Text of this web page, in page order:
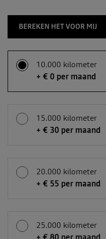
BEREKEN HET VOOR MIJ
10.000 kilometer
+ € 0 per maand
15.000 kilometer
+ € 30 per maand
20.000 kilometer
+ € 55 per maand
25.000 kilometer